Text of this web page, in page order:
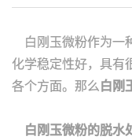
白刚玉微粉作为一
化学稳定性好，具有
各个方面。那么 白刚
白刚玉微粉的脱水